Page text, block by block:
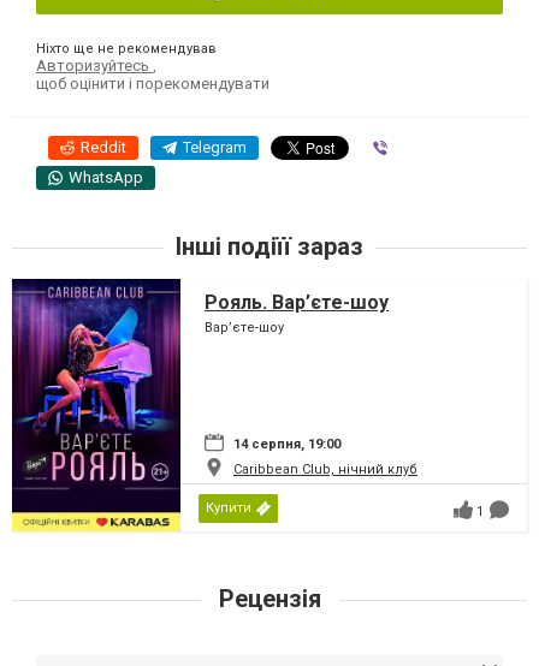
Ніхто ще не рекомендував
Авторизуйтесь
щоб оцінити і порекомендувати
Reddit Telegram
WhatsApp
Інші подіїї зараз
Рояль. Вар’єте-шоу
Вар’єте-шоу
14 серпня, 19:00
Caribbean Club, нічний клуб
Купити 1
Рецензія